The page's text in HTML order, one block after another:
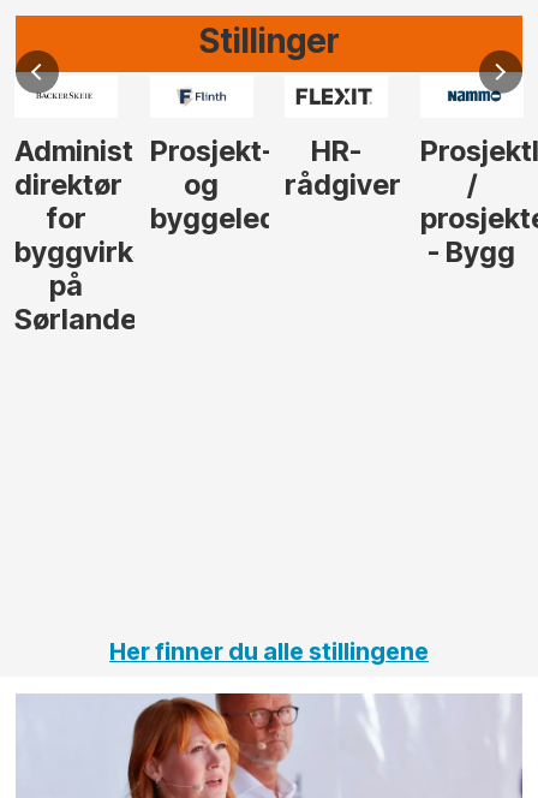
Stillinger
Administrerende
direktør
for
byggvirksomhet
på
Sørlandet
Prosjekt-
og
byggeleder
HR-
rådgiver
/
- Bygg
Her finner du alle stillingene